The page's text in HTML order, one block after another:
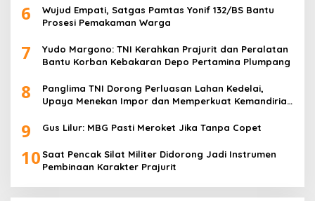
6
Wujud Empati, Satgas Pamtas Yonif 132/BS Bantu
Prosesi Pemakaman Warga
7
Yudo Margono: TNI Kerahkan Prajurit dan Peralatan
Bantu Korban Kebakaran Depo Pertamina Plumpang
8
Panglima TNI Dorong Perluasan Lahan Kedelai,
Upaya Menekan Impor dan Memperkuat Kemandirian
9 Gus Lilur: MBG Pasti Meroket Jika Tanpa Copet
10 Saat Pencak Silat Militer Didorong Jadi Instrumen
Pembinaan Karakter Prajurit